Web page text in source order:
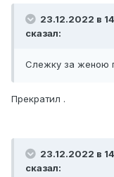
23.12.2022 в
сказал:
Слежку за женою
Прекратил .
23.12.2022 в
сказал: